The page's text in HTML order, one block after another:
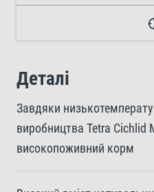
Деталі
Завдяки
виробництва Tetra
високопоживний корм